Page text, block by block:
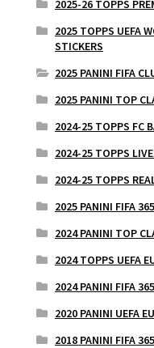
2025-26 TOPPS
2025 TOPPS UEFA
STICKERS
2025 PANINI FIFA
2025 PANINI TOP
2024-25 TOPPS FC
2024-25 TOPPS
2024-25 TOPPS
2025 PANINI FIFA
2024 PANINI TOP
2024 TOPPS UEFA
2024 PANINI FIFA
2020 PANINI UEFA
2018 PANINI FIFA